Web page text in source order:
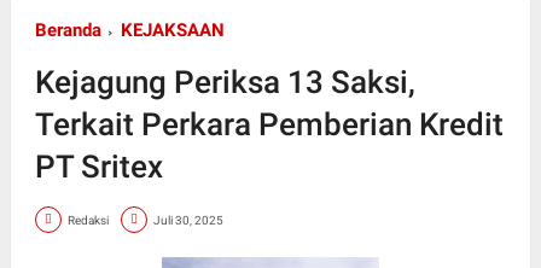
Beranda KEJAKSAAN
Kejagung Periksa 13 Saksi,
Terkait Perkara Pemberian Kredit
PT Sritex
Redaksi Juli 30, 2025